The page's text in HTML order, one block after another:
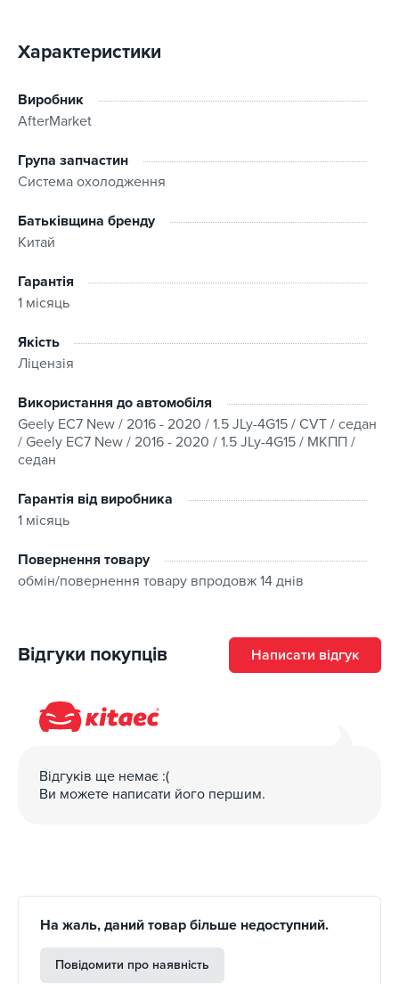
Характеристики
Виробник
AfterMarket
Група запчастин
Система охолодження
Батьківщина бренду
Китай
Гарантія
1 місяць
Якість
Ліцензія
Використання до автомобіля
Geely EC7 New / 2016 - 2020 / 1.5 JLy-4G15 / CVT / седан
/ Geely EC7 New / 2016 - 2020 / 1.5 JLy-4G15 / МКПП /
седан
Гарантія від виробника
1 місяць
Повернення товару
обмін/повернення товару впродовж 14 днів
Відгуки покупців Написати відгук
Відгуків ще немає :(
Ви можете написати його першим.
На жаль, даний товар більше недоступний.
Повідомити про наявність